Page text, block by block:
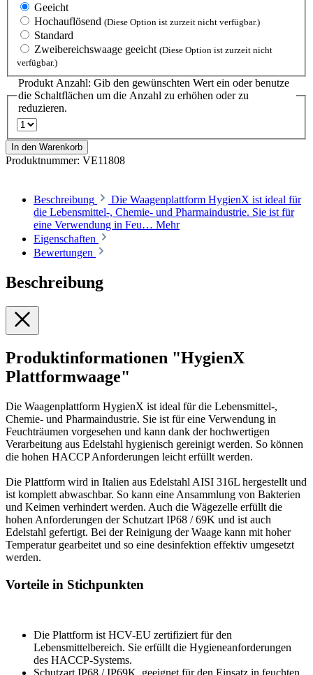
Geeicht
Hochauflösend (Diese Option ist zurzeit nicht verfügbar.)
Standard
Zweibereichswaage geeicht (Diese Option ist zurzeit nicht
verfügbar.)
Produkt Anzahl: Gib den gewünschten Wert ein oder benutze
die Schaltflächen um die Anzahl zu erhöhen oder zu
reduzieren.
In den Warenkorb
Produktnummer: VE11808
Beschreibung
Die Waagenplattform HygienX ist ideal für
die Lebensmittel-, Chemie- und Pharmaindustrie. Sie ist für
eine Verwendung in Feu… Mehr
Eigenschaften
Bewertungen
Beschreibung
Produktinformationen "HygienX
Plattformwaage"
Die Waagenplattform HygienX ist ideal für die Lebensmittel-,
Chemie- und Pharmaindustrie. Sie ist für eine Verwendung in
Feuchträumen vorgesehen und kann dank der hochwertigen
Verarbeitung aus Edelstahl hygienisch gereinigt werden. So können
die hohen HACCP Anforderungen leicht erfüllt werden.
Die Plattform wird in Italien aus Edelstahl AISI 316L hergestellt und
ist komplett abwaschbar. So kann eine Ansammlung von Bakterien
und Keimen verhindert werden. Auch die Wägezelle erfüllt die
hohen Anforderungen der Schutzart IP68 / 69K und ist auch
Edelstahl gefertigt. Bei der Reinigung der Waage kann mit hoher
Temperatur gearbeitet und so eine desinfektion effektiv umgesetzt
werden.
Vorteile in Stichpunkten
Die Plattform ist HCV-EU zertifiziert für den
Lebensmittelbereich. Sie erfüllt die Hygieneanforderungen
des HACCP-Systems.